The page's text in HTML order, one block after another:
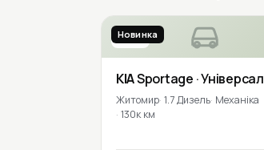
2017
Новинка
KIASportage · Універсал
Житомир 1.7 Дизель Механіка
130к км